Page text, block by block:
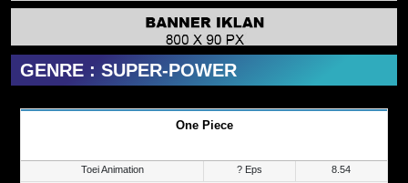
GENRE : SUPER-POWER
One Piece
Toei Animation ? Eps
8.54